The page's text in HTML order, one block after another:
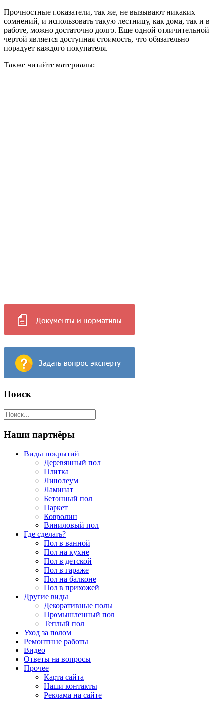
Прочностные показатели, так же, не вызывают никаких
сомнений, и использовать такую лестницу, как дома, так и в
работе, можно достаточно долго. Еще одной отличительной
чертой является доступная стоимость, что обязательно
порадует каждого покупателя.
Также читайте материалы:
Поиск
Наши партнёры
Виды покрытий
Деревянный пол
Плитка
Линолеум
Ламинат
Бетонный пол
Паркет
Ковролин
Виниловый пол
Где сделать?
Пол в ванной
Пол на кухне
Пол в детской
Пол в гараже
Пол на балконе
Пол в прихожей
Другие виды
Декоративные полы
Промышленный пол
Теплый пол
Уход за полом
Ремонтные работы
Видео
Ответы на вопросы
Прочее
Карта сайта
Наши контакты
Реклама на сайте